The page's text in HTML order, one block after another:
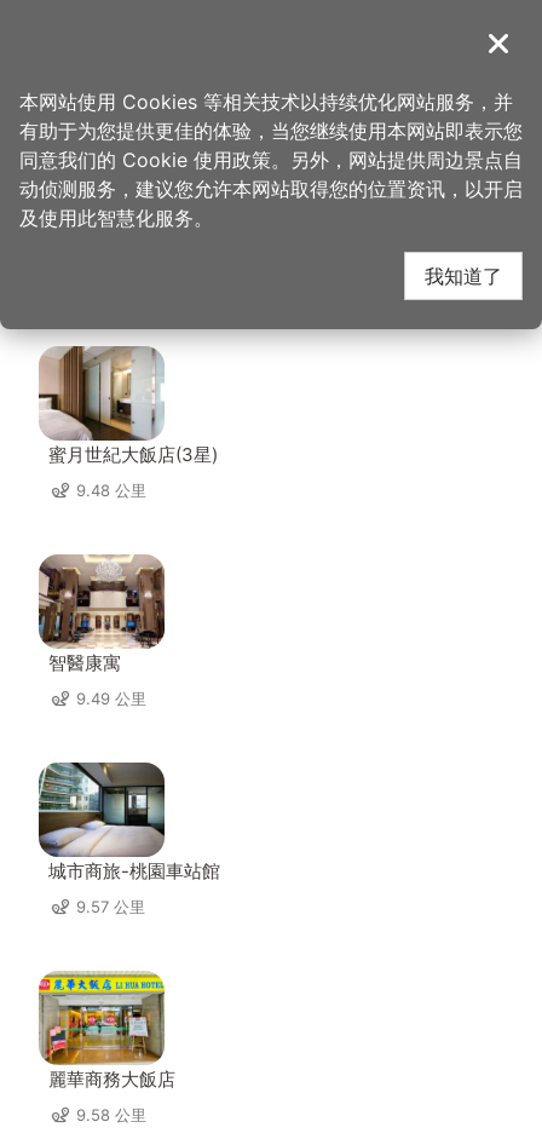
導覽
首页 > 想去的地方 > 美食、购物 > Global Mall桃园A8
Global Mall桃园A8 周
边住宿
蜜月世紀大飯店(3星)
9.48 公里
智醫康寓
9.49 公里
城市商旅-桃園車站館
9.57 公里
麗華商務大飯店
9.58 公里
关闭
本网站使用 Cookies 等相关技术以持续优化网站服务，并
有助于为您提供更佳的体验，当您继续使用本网站即表示您
同意我们的 Cookie 使用政策。另外，网站提供周边景点自
动侦测服务，建议您允许本网站取得您的位置资讯，以开启
及使用此智慧化服务。
我知道了